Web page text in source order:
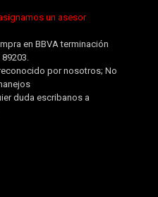
un asesor
en BBVA terminación
por nosotros; No
duda escribanos a